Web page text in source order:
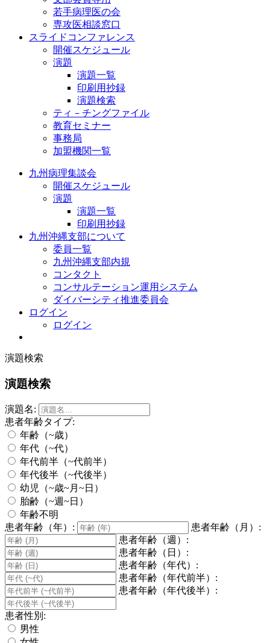
若手病理医の会
専攻医相談窓口
スライドコンファレンス
開催スケジュール
演題
演題一覧
印刷用抄録
演題検索
ティ－チングファイル
教育セミナー
事務局
加盟機関一覧
九州病理集談会
開催スケジュール
演題
演題一覧
印刷用抄録
九州沖縄支部について
委員一覧
九州沖縄支部内規
コンタクト
コンサルテーション運用システム
ダイバーシティ推進委員会
ログイン
ログイン
演題検索
演題検索
演題名:
患者年齢タイプ:
年齢（~歳）
年代（~代）
年代前半（~代前半）
年代後半（~代後半）
幼児（~歳~月~日）
胎齢（~週~日）
年齢不明
患者年齢（年）:
患者年齢（月）:
患者年齢（週）:
患者年齢（日）:
患者年齢（年代）:
患者年齢（年代前半）:
患者年齢（年代後半）:
患者性別:
男性